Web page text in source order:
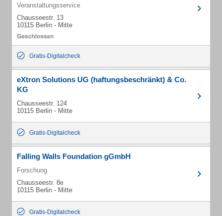
Veranstaltungsservice
Chausseestr. 13
10115 Berlin - Mitte
Gratis-Digitalcheck
eXtron Solutions UG (haftungsbeschränkt) & Co.
KG
Chausseestr. 124
10115 Berlin - Mitte
Gratis-Digitalcheck
Falling Walls Foundation gGmbH
Forschung
Chausseestr. 8e
10115 Berlin - Mitte
Gratis-Digitalcheck